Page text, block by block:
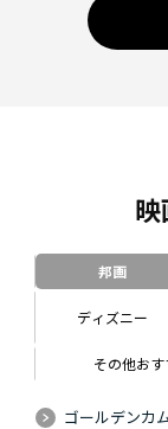
邦画
ディズニー
その他おす
ゴールデンカ